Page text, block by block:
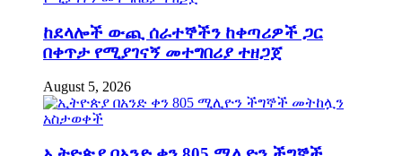
ከደላሎች ውጪ ሰራተኞችን ከቀጣሪዎች ጋር
በቀጥታ የሚያገናኝ መተግበሪያ ተዘጋጀ
August 5, 2026